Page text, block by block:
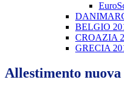
BELGIO
CROAZIA
GRECIA
Allestimento